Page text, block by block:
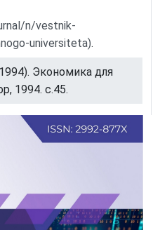
n/vestnik-
universiteta).
Экономика для
1994. с.45.